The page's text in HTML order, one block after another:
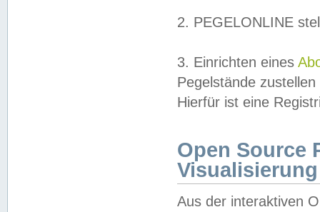
2. PEGELONLINE
3. Einrichten eines
Pegelstände
Hierfür ist eine
Open Source
Visualisierung
Aus der interaktiven